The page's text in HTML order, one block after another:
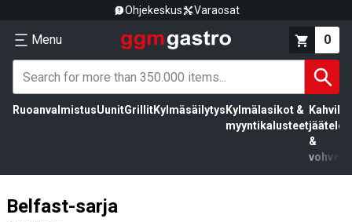
Ohjekeskus Varaosat
Menu 0
RuoanvalmistusUunitGrillitKylmäsäilytys Kylmälasikot &
myyntikalusteet
Kahvila,
jäätelö
&
vohvelit
Belfast-sarja